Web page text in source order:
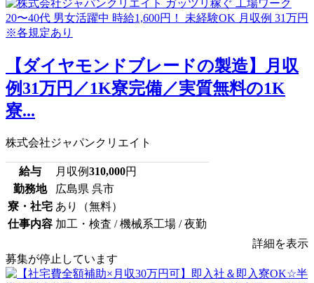
【ダイヤモンドブレードの製造】月収
例31万円／1K寮完備／実質無料の1K
寮...
株式会社ジャパンクリエイト
給与 月収例310,000円
勤務地
広島県 呉市
寮・社宅 あり（無料）
仕事内容 加工・検査 / 機械系工場 / 夜勤
詳細を表示
募集が停止しています